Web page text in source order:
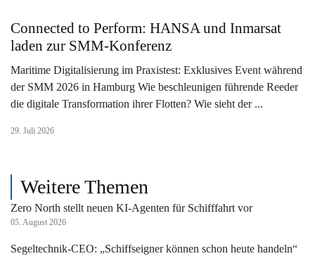
Connected to Perform: HANSA und Inmarsat
laden zur SMM-Konferenz
Maritime Digitalisierung im Praxistest: Exklusives Event während
der SMM 2026 in Hamburg Wie beschleunigen führende Reeder
die digitale Transformation ihrer Flotten? Wie sieht der ...
29. Juli 2026
Weitere Themen
Zero North stellt neuen KI-Agenten für Schifffahrt vor
05. August 2026
Segeltechnik-CEO: „Schiffseigner können schon heute handeln“